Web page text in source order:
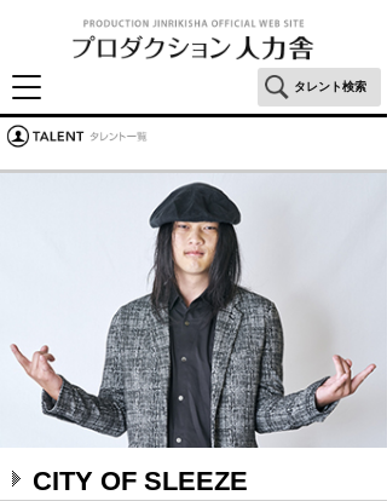
タレント検索
CITY OF SLEEZE